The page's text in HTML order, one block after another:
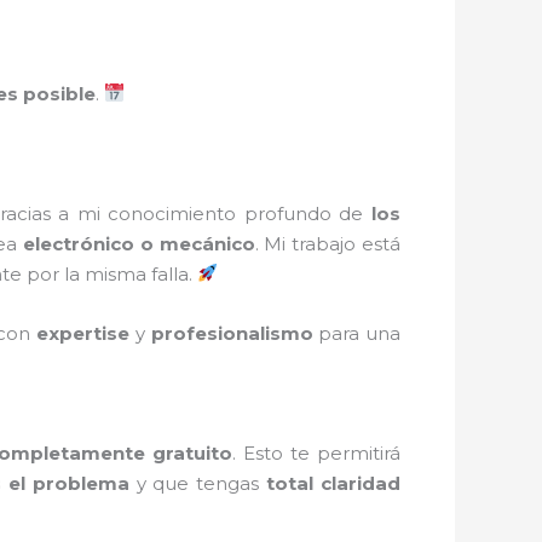
posible.
a mi conocimiento profundo de los
electrónico o mecánico. Mi trabajo está
por la misma falla.
expertise y profesionalismo para una
gratuito. Esto te permitirá
el problema y que tengastotal claridad